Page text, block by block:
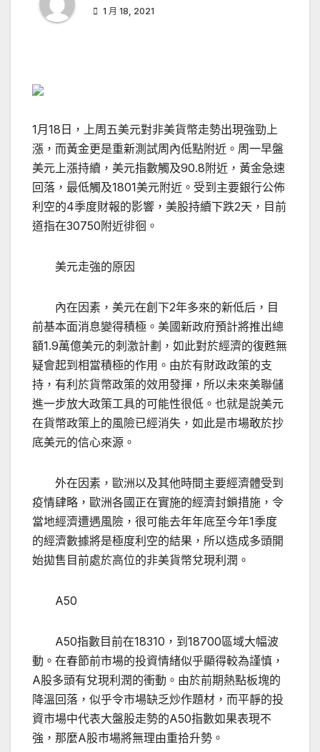
1 月 18, 2021
1月18日，上周五美元對非美貨幣走勢出現強勁上
漲，而黃金更是重新測試周內低點附近。周一早盤
美元上漲持續，美元指數觸及90.8附近，黃金急速
回落，最低觸及1801美元附近。受到主要銀行公佈
利空的4季度財報的影響，美股持續下跌2天，目前
道指在30750附近徘徊。
美元走強的原因
內在因素，美元在創下2年多來的新低后，目
前基本面消息變得積極。美國新政府預計將推出總
額1.9萬億美元的刺激計劃，如此對於經濟的復甦無
疑會起到相當積極的作用。由於有財政政策的支
持，有利於貨幣政策的效用發揮，所以未來美聯儲
進一步放大政策工具的可能性很低。也就是說美元
在貨幣政策上的風險已經消失，如此是市場敢於抄
底美元的信心來源。
外在因素，歐洲以及其他時間主要經濟體受到
疫情肆略，歐洲各國正在實施的經濟封鎖措施，令
當地經濟遭遇風險，很可能去年年底至今年1季度
的經濟數據將是極度利空的結果，所以造成多頭開
始拋售目前處於高位的非美貨幣兌現利潤。
A50
A50指數目前在18310，到18700區域大幅波
動。在春節前市場的投資情緒似乎顯得較為謹慎，
A股多頭有兌現利潤的衝動。由於前期熱點板塊的
降溫回落，似乎令市場缺乏炒作題材，而平靜的投
資市場中代表大盤股走勢的A50指數如果表現不
強，那麼A股市場將無理由重拾升勢。